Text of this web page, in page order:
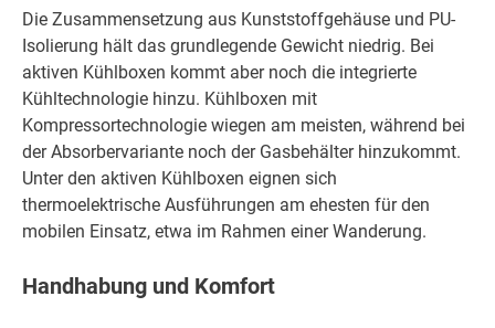
Die Zusammensetzung aus Kunststoffgehäuse und PU-
Isolierung hält das grundlegende Gewicht niedrig. Bei
aktiven Kühlboxen kommt aber noch die integrierte
Kühltechnologie hinzu. Kühlboxen mit
Kompressortechnologie wiegen am meisten, während bei
der Absorbervariante noch der Gasbehälter hinzukommt.
Unter den aktiven Kühlboxen eignen sich
thermoelektrische Ausführungen am ehesten für den
mobilen Einsatz, etwa im Rahmen einer Wanderung.
Handhabung und Komfort